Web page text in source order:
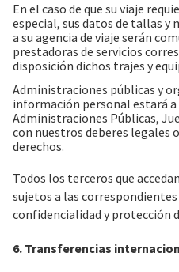
En el caso de que su viaje
especial, sus datos de tallas y
a su agencia de viaje serán
prestadoras de servicios
disposición dichos trajes y
Administraciones públicas y
información personal estará a
Administraciones Públicas,
con nuestros deberes legales
derechos.
Todos los terceros que
sujetos a las
confidencialidad y protección
6. Transferencias